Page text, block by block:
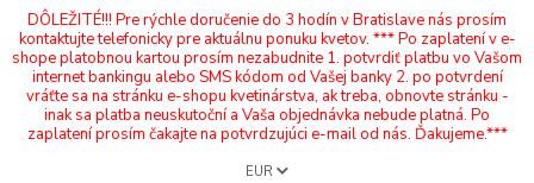
DÔLEŽITÉ!!! Pre rýchle doručenie do 3 hodín v Bratislave nás prosím
kontaktujte telefonicky pre aktuálnu ponuku kvetov. *** Po zaplatení v e-
shope platobnou kartou prosím nezabudnite 1. potvrdiť platbu vo Vašom
internet bankingu alebo SMS kódom od Vašej banky 2. po potvrdení
vráťte sa na stránku e-shopu kvetinárstva, ak treba, obnovte stránku -
inak sa platba neuskutoční a Vaša objednávka nebude platná. Po
zaplatení prosím čakajte na potvrdzujúci e-mail od nás. Ďakujeme.***
EUR